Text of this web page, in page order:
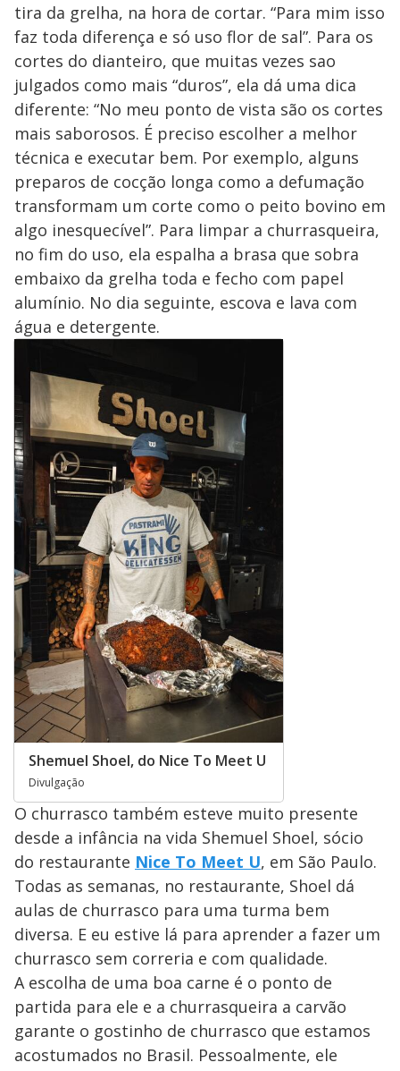
tira da grelha, na hora de cortar. “Para mim isso
faz toda diferença e só uso flor de sal”. Para os
cortes do dianteiro, que muitas vezes sao
julgados como mais “duros”, ela dá uma dica
diferente: “No meu ponto de vista são os cortes
mais saborosos. É preciso escolher a melhor
técnica e executar bem. Por exemplo, alguns
preparos de cocção longa como a defumação
transformam um corte como o peito bovino em
algo inesquecível”. Para limpar a churrasqueira,
no fim do uso, ela espalha a brasa que sobra
embaixo da grelha toda e fecho com papel
alumínio. No dia seguinte, escova e lava com
água e detergente.
Shemuel Shoel, do Nice To Meet U
Divulgação
O churrasco também esteve muito presente
desde a infância na vida Shemuel Shoel, sócio
do restaurante Nice To Meet U, em São Paulo.
Todas as semanas, no restaurante, Shoel dá
aulas de churrasco para uma turma bem
diversa. E eu estive lá para aprender a fazer um
churrasco sem correria e com qualidade.
A escolha de uma boa carne é o ponto de
partida para ele e a churrasqueira a carvão
garante o gostinho de churrasco que estamos
acostumados no Brasil. Pessoalmente, ele